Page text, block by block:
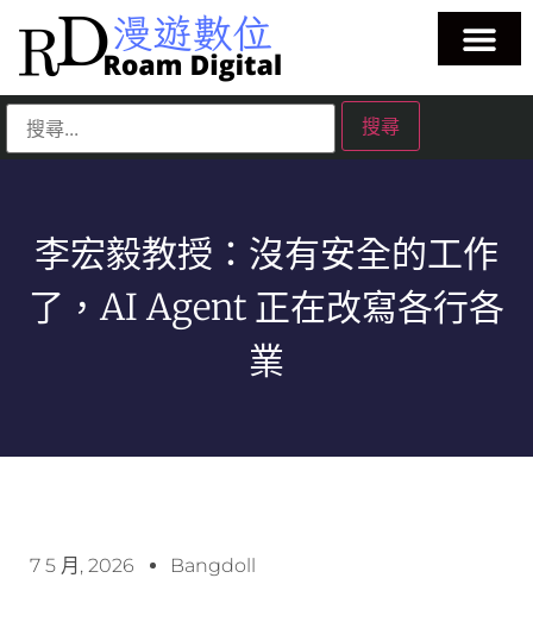
李宏毅教授：沒有安全的工作
了，AI Agent 正在改寫各行各
業
7 5 月, 2026 Bangdoll